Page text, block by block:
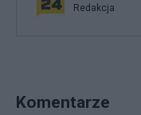
Redakcja
Komentarze